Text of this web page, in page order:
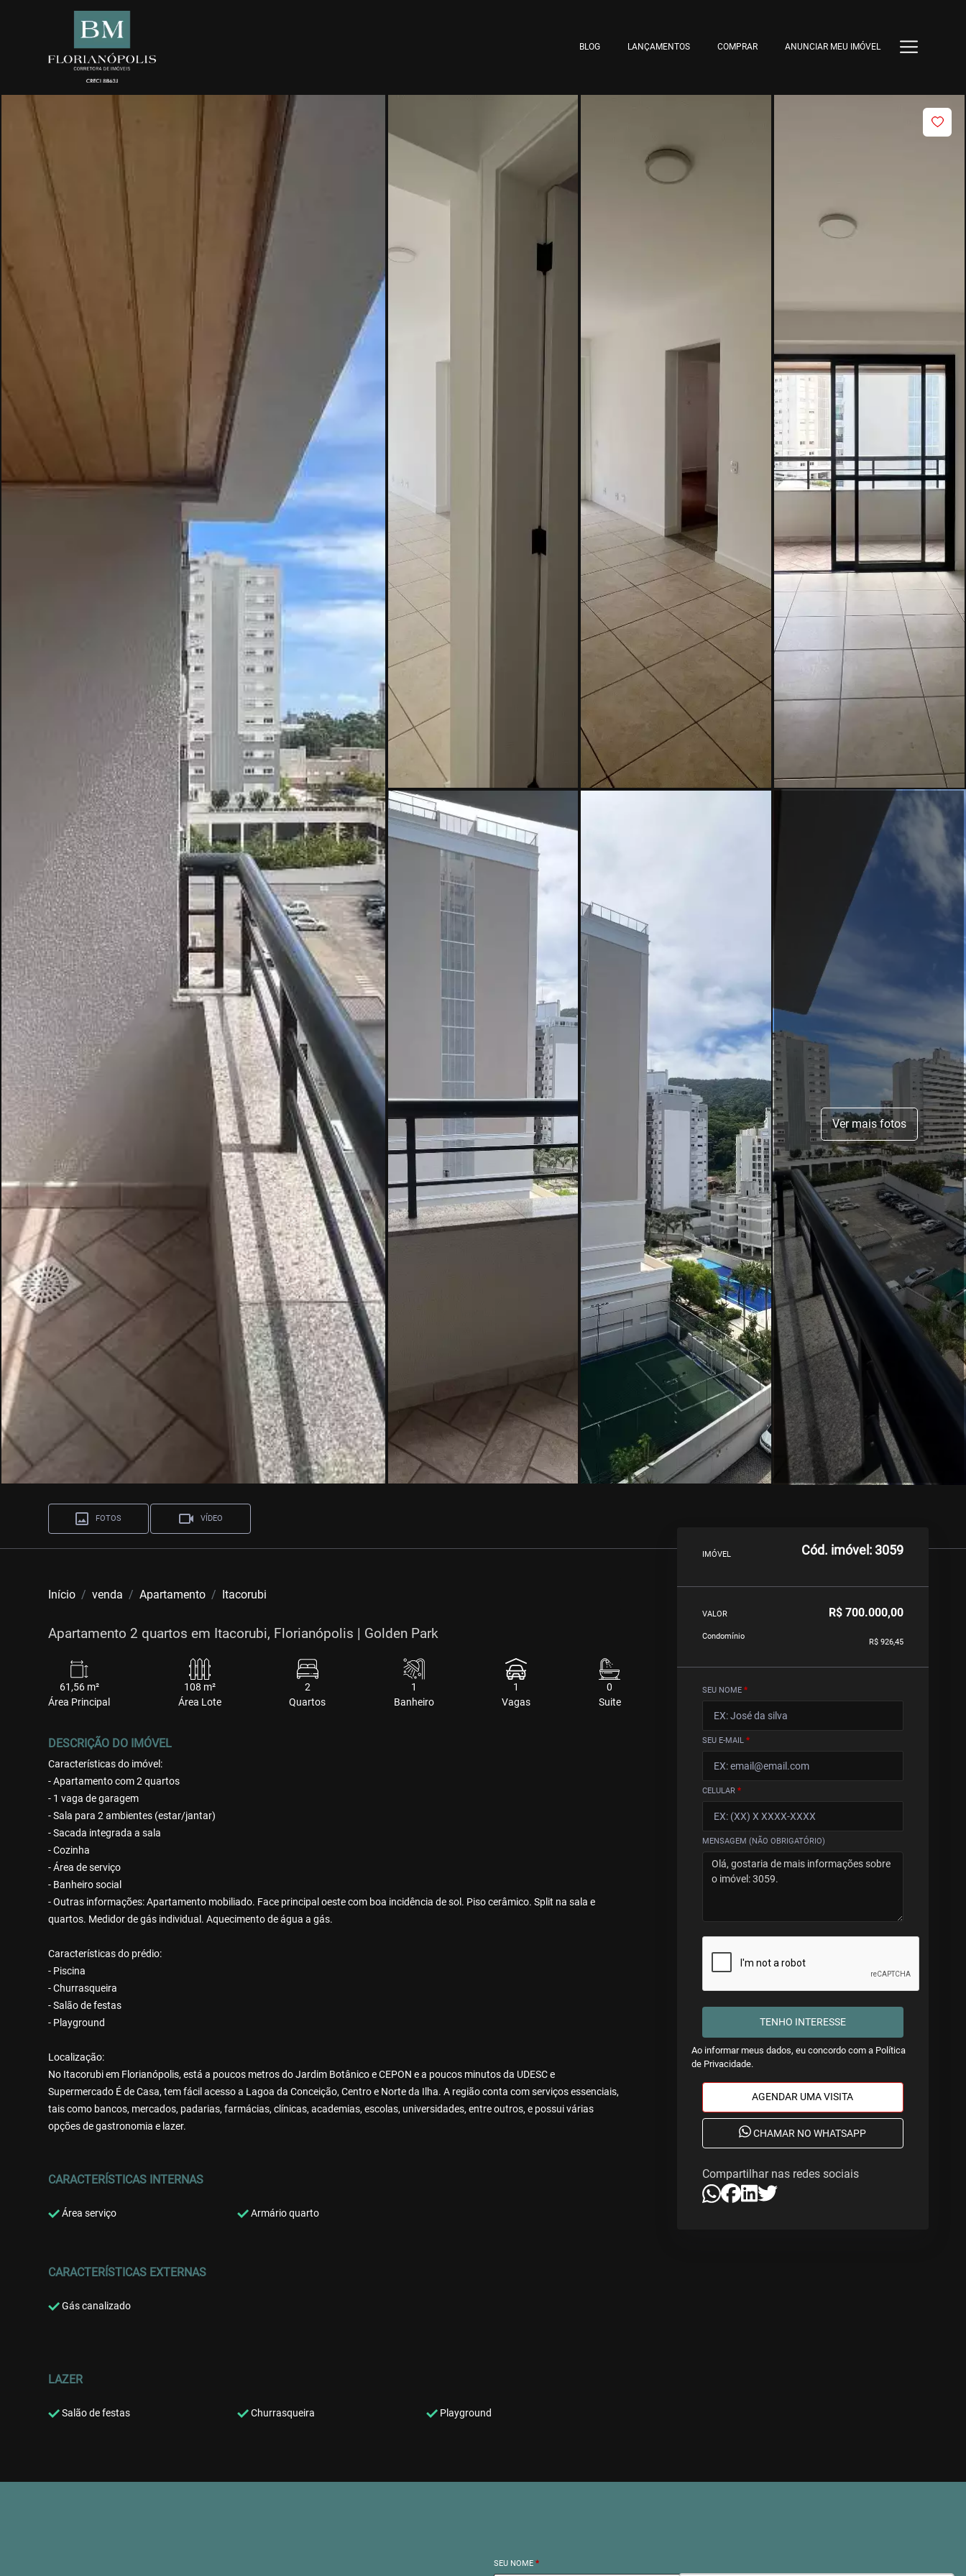
BLOG LANÇAMENTOS COMPRAR ANUNCIAR MEU IMÓVEL
Ver mais fotos
FOTOS VÍDEO
Início venda Apartamento Itacorubi
Apartamento 2 quartos em Itacorubi, Florianópolis | Golden Park
61,56 m²
Área Principal
108 m²
Área Lote
2
Quartos
1
Banheiro
1
Vagas
0
Suite
DESCRIÇÃO DO IMÓVEL
Características do imóvel:
- Apartamento com 2 quartos
- 1 vaga de garagem
- Sala para 2 ambientes (estar/jantar)
- Sacada integrada a sala
- Cozinha
- Área de serviço
- Banheiro social
- Outras informações: Apartamento mobiliado. Face principal oeste com boa incidência de sol. Piso cerâmico. Split na sala e
quartos. Medidor de gás individual. Aquecimento de água a gás.
Características do prédio:
- Piscina
- Churrasqueira
- Salão de festas
- Playground
Localização:
No Itacorubi em Florianópolis, está a poucos metros do Jardim Botânico e CEPON e a poucos minutos da UDESC e
Supermercado É de Casa, tem fácil acesso a Lagoa da Conceição, Centro e Norte da Ilha. A região conta com serviços essenciais,
tais como bancos, mercados, padarias, farmácias, clínicas, academias, escolas, universidades, entre outros, e possui várias
opções de gastronomia e lazer.
CARACTERÍSTICAS INTERNAS
Área serviço Armário quarto
CARACTERÍSTICAS EXTERNAS
Gás canalizado
LAZER
Salão de festas Churrasqueira Playground
IMÓVEL Cód. imóvel: 3059
VALOR R$ 700.000,00
Condomínio
R$ 926,45
SEU NOME *
SEU E-MAIL *
CELULAR *
MENSAGEM (NÃO OBRIGATÓRIO)
TENHO INTERESSE
Ao informar meus dados, eu concordo com a Política
de Privacidade.
AGENDAR UMA VISITA
CHAMAR NO WHATSAPP
Compartilhar nas redes sociais
SEU NOME *